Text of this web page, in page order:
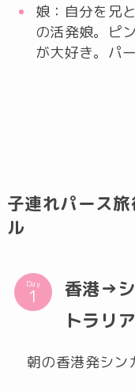
娘：自分を兄
の活発娘。ピ
が大好き。パ
子連れパース
ル
Day
香港→シ
トラリ
朝の香港発シン